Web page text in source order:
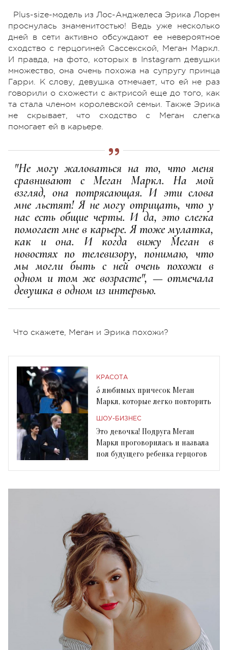
Plus-size-модель из Лос-Анджелеса Эрика Лорен
проснулась знаменитостью! Ведь уже несколько
дней в сети активно обсуждают ее невероятное
сходство с герцогиней Сассекской, Меган Маркл.
И правда, на фото, которых в Instagram девушки
множество, она очень похожа на супругу принца
Гарри. К слову, девушка отмечает, что ей не раз
говорили о схожести с актрисой еще до того, как
та стала членом королевской семьи. Также Эрика
не скрывает, что сходство с Меган слегка
помогает ей в карьере.
"Не могу жаловаться на то, что меня
сравнивают с Меган Маркл. На мой
взгляд, она потрясающая. И эти слова
мне льстят! Я не могу отрицать, что у
нас есть общие черты. И да, это слегка
помогает мне в карьере. Я тоже мулатка,
как и она. И когда вижу Меган в
новостях по телевизору, понимаю, что
мы могли быть с ней очень похожи в
одном и том же возрасте", — отмечала
девушка в одном из интервью.
Что скажете, Меган и Эрика похожи?
КРАСОТА
5 любимых причесок Меган
Маркл, которые легко повторить
ШОУ-БИЗНЕС
Это девочка! Подруга Меган
Маркл проговорилась и назвала
пол будущего ребенка герцогов